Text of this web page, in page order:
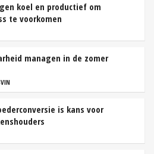
koel en productief om
te voorkomen
managen in de zomer
is kans voor